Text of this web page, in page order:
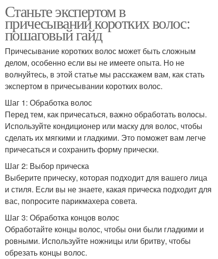
Станьте экспертом в
причесывании коротких волос:
пошаговый гайд
Причесывание коротких волос может быть сложным
делом, особенно если вы не имеете опыта. Но не
волнуйтесь, в этой статье мы расскажем вам, как стать
экспертом в причесывании коротких волос.
Шаг 1: Обработка волос
Перед тем, как причесаться, важно обработать волосы.
Используйте кондиционер или маску для волос, чтобы
сделать их мягкими и гладкими. Это поможет вам легче
причесаться и сохранить форму прически.
Шаг 2: Выбор прическа
Выберите прическу, которая подходит для вашего лица
и стиля. Если вы не знаете, какая прическа подходит для
вас, попросите парикмахера совета.
Шаг 3: Обработка концов волос
Обработайте концы волос, чтобы они были гладкими и
ровными. Используйте ножницы или бритву, чтобы
обрезать концы волос.